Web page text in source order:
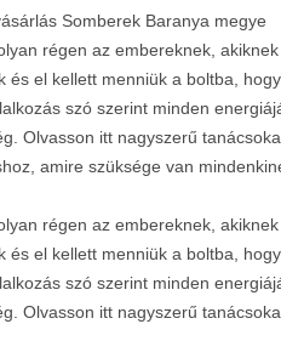
Somberek Baranya megye
régen az embereknek,
és el kellett menniük a boltba,
szó szerint minden
Olvasson itt nagyszerű
amire szüksége van
régen az embereknek,
és el kellett menniük a boltba,
szó szerint minden
Olvasson itt nagyszerű